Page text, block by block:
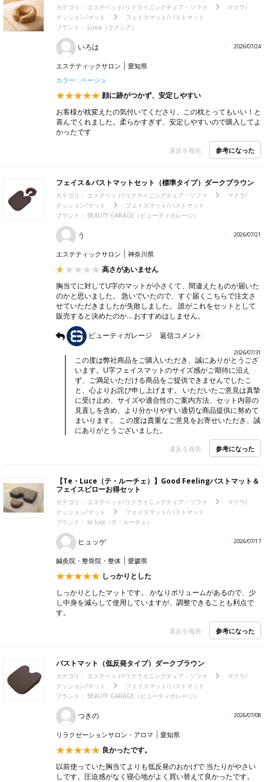
カテゴリ： エステベッド/リクライニングチェア・ソファ
マクラ/
クッション/マット
フェイスマット/バストマット
ブランド： Luxia（ラクシア）
いろは 2026/07/24
エステティックサロン
愛知県
カラー : ベージュ
顔に跡がつかず、安定しやすい
お客様が枕変えたの気付いてくださり、この枕とってもいい！と
喜んでくれました。柔らかすぎず、安定しやすいので購入してよ
かったです
違反を報告 参考になった
フェイス＆バストマットセット（標準タイプ）ダークブラウン
カテゴリ： エステベッド/リクライニングチェア・ソファ
マクラ/
クッション/マット
フェイスマット/バストマット
ブランド： BEAUTY GARAGE（ビューティガレージ）
う 2026/07/21
エステティックサロン 神奈川県
高さがあいません
胸当てに対してU字のマットが小さくて、間違えたものが届いた
のかと思いました。 急いでいたので、すぐ届くこちらで注文さ
せていただきましたが失敗しました。 誰がこれをセットとして
販売すると決めたのか… おすすめはしません。
ビューティガレージ
返信コメント
2026/07/31
この度は弊社商品をご購入いただき、誠にありがとうござ
います。U字フェイスマットのサイズ感がご期待に沿え
ず、ご満足いただける商品をご提供できませんでしたこ
と、心よりお詫び申し上げます。 いただいたご意見は真摯
に受け止め、サイズや適合性のご案内方法、セット内容の
見直しを含め、より分かりやすい適切な商品提供に努めて
まいります。 この度は貴重なご意見をお寄せいただき、誠
にありがとうございました。
違反を報告 参考になった
【Te・Luce（テ・ルーチェ）】Good Feelingバストマット＆
フェイスピローお得セット
カテゴリ： エステベッド/リクライニングチェア・ソファ
マクラ/
クッション/マット
フェイスマット/バストマット
ブランド： te luce（テ・ルーチェ）
ヒュッゲ 2026/07/17
鍼灸院・整骨院・整体 愛媛県
しっかりとした
しっかりとしたマットです。 かなりボリュームがあるので、少
し中身を減らして使用していますが、調整できることも利点で
す。
違反を報告 参考になった
バストマット（低反発タイプ）ダークブラウン
カテゴリ： エステベッド/リクライニングチェア・ソファ
マクラ/
クッション/マット
フェイスマット/バストマット
ブランド： BEAUTY GARAGE（ビューティガレージ）
つきの 2026/07/08
リラクゼーションサロン・アロマ 愛知県
良かったです。
以前使っていた胸当てよりも低反発のおかげで 当たりがやさい
しです。圧迫感がなく寝心地がよく買い替えて良かったです。